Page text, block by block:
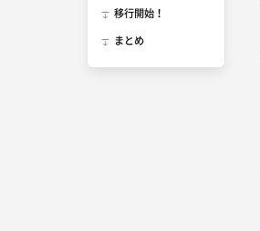
移行開始！
まとめ